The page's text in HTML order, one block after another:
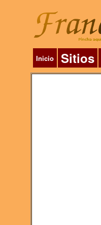
Inicio Sitios